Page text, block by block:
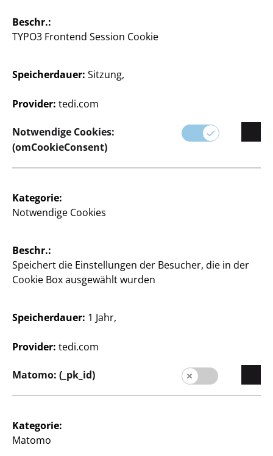
Leinwand
20 x 20 cm
1 55
€
Filiale ansehen
Karriere
Expansion
Beschr.:
TYPO3 Frontend Session Cookie
Speicherdauer: Sitzung,
Provider: tedi.com
Notwendige Cookies:
(omCookieConsent)
Kategorie:
Notwendige Cookies
Beschr.:
Speichert die Einstellungen der Besucher, die in der
Cookie Box ausgewählt wurden
Speicherdauer: 1 Jahr,
Provider: tedi.com
Matomo: (_pk_id)
Kategorie:
Matomo